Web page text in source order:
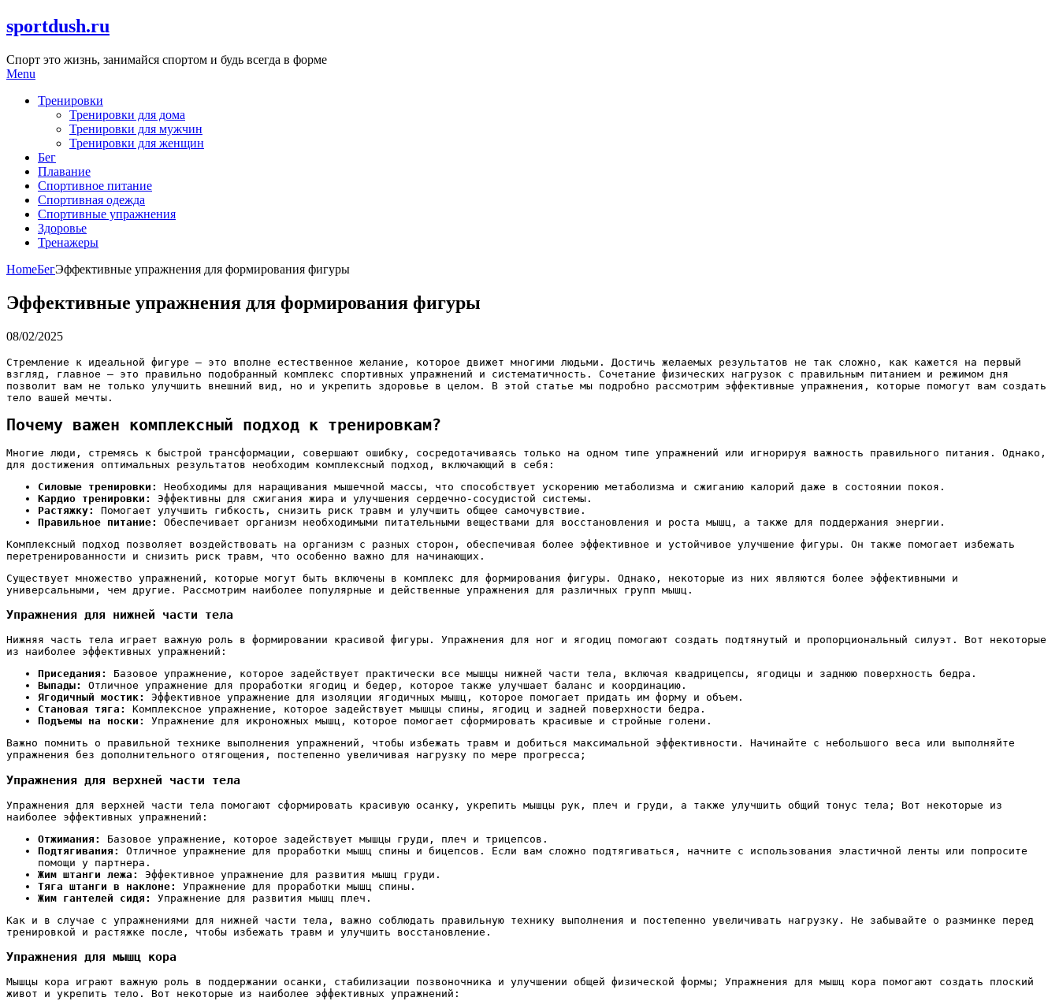
Skip
to
sportdush.ru
Спорт это жизнь, занимайся спортом и будь всегда в форме
Menu
Тренировки
Тренировки для дома
Тренировки для мужчин
Тренировки для женщин
Бег
Плавание
Спортивное питание
Спортивная одежда
Спортивные упражнения
Здоровье
Тренажеры
HomeБегЭффективные упражнения для формирования фигуры
Эффективные упражнения для формирования фигуры
08/02/2025
Стремление к идеальной фигуре – это вполне естественное желание, которое движет многими людьми. Достичь желаемых результатов не так сложно, как кажется на первый
взгляд, главное – это правильно подобранный комплекс спортивных упражнений и систематичность. Сочетание физических нагрузок с правильным питанием и режимом дня
позволит вам не только улучшить внешний вид, но и укрепить здоровье в целом. В этой статье мы подробно рассмотрим эффективные упражнения, которые помогут вам создать
тело вашей мечты.
Почему важен комплексный подход к тренировкам?
Многие люди, стремясь к быстрой трансформации, совершают ошибку, сосредотачиваясь только на одном типе упражнений или игнорируя важность правильного питания. Однако,
для достижения оптимальных результатов необходим комплексный подход, включающий в себя:
Силовые тренировки:
Необходимы для наращивания мышечной массы, что способствует ускорению метаболизма и сжиганию калорий даже в состоянии покоя.
Кардио тренировки:
Эффективны для сжигания жира и улучшения сердечно-сосудистой системы.
Растяжку:
Помогает улучшить гибкость, снизить риск травм и улучшить общее самочувствие.
Правильное питание:
Обеспечивает организм необходимыми питательными веществами для восстановления и роста мышц, а также для поддержания энергии.
Комплексный подход позволяет воздействовать на организм с разных сторон, обеспечивая более эффективное и устойчивое улучшение фигуры. Он также помогает избежать
перетренированности и снизить риск травм, что особенно важно для начинающих.
Существует множество упражнений, которые могут быть включены в комплекс для формирования фигуры. Однако, некоторые из них являются более эффективными и
универсальными, чем другие. Рассмотрим наиболее популярные и действенные упражнения для различных групп мышц.
Упражнения для нижней части тела
Нижняя часть тела играет важную роль в формировании красивой фигуры. Упражнения для ног и ягодиц помогают создать подтянутый и пропорциональный силуэт. Вот некоторые
из наиболее эффективных упражнений:
Приседания:
Базовое упражнение, которое задействует практически все мышцы нижней части тела, включая квадрицепсы, ягодицы и заднюю поверхность бедра.
Выпады:
Отличное упражнение для проработки ягодиц и бедер, которое также улучшает баланс и координацию.
Ягодичный мостик:
Эффективное упражнение для изоляции ягодичных мышц, которое помогает придать им форму и объем.
Становая тяга:
Комплексное упражнение, которое задействует мышцы спины, ягодиц и задней поверхности бедра.
Подъемы на носки:
Упражнение для икроножных мышц, которое помогает сформировать красивые и стройные голени.
Важно помнить о правильной технике выполнения упражнений, чтобы избежать травм и добиться максимальной эффективности. Начинайте с небольшого веса или выполняйте
упражнения без дополнительного отягощения, постепенно увеличивая нагрузку по мере прогресса;
Упражнения для верхней части тела
Упражнения для верхней части тела помогают сформировать красивую осанку, укрепить мышцы рук, плеч и груди, а также улучшить общий тонус тела; Вот некоторые из
наиболее эффективных упражнений:
Отжимания:
Базовое упражнение, которое задействует мышцы груди, плеч и трицепсов.
Подтягивания:
Отличное упражнение для проработки мышц спины и бицепсов. Если вам сложно подтягиваться, начните с использования эластичной ленты или попросите
помощи у партнера.
Жим штанги лежа:
Эффективное упражнение для развития мышц груди.
Тяга штанги в наклоне:
Упражнение для проработки мышц спины.
Жим гантелей сидя:
Упражнение для развития мышц плеч.
Как и в случае с упражнениями для нижней части тела, важно соблюдать правильную технику выполнения и постепенно увеличивать нагрузку. Не забывайте о разминке перед
тренировкой и растяжке после, чтобы избежать травм и улучшить восстановление.
Упражнения для мышц кора
Мышцы кора играют важную роль в поддержании осанки, стабилизации позвоночника и улучшении общей физической формы; Упражнения для мышц кора помогают создать плоский
живот и укрепить тело. Вот некоторые из наиболее эффективных упражнений: